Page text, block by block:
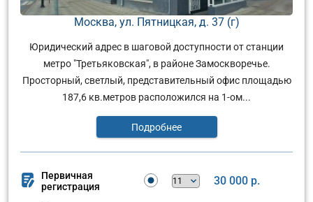
Москва, ул. Пятницкая, д. 37 (г)
Юридический адрес в шаговой доступности от станции
метро "Третьяковская", в районе Замоскворечье.
Просторный, светлый, представительный офис площадью
187,6 кв.метров расположился на 1-ом...
Подробнее
Первичная
регистрация
30 000 р.